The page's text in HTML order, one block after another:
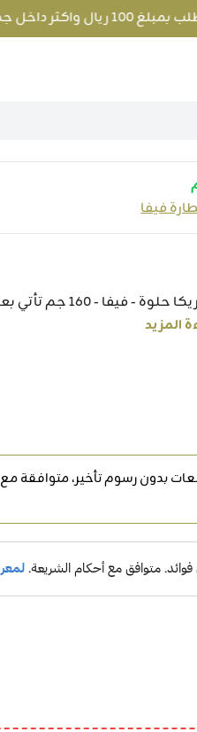
ريال واكثر برا جدة
فيفا
المزيد
بدون رسوم تأخير، متوافقة مع